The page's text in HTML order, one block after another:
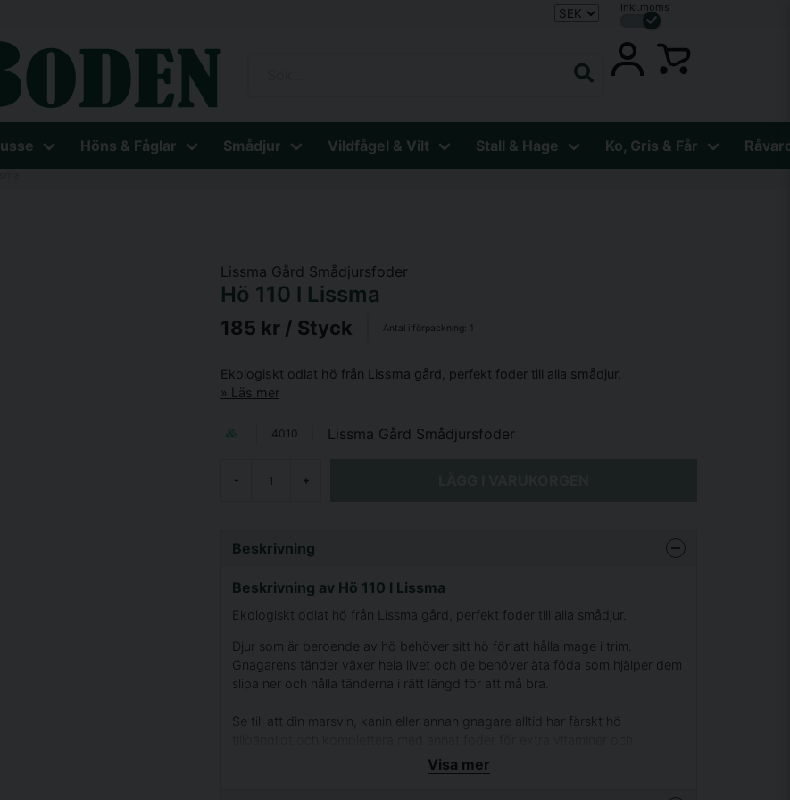
Inkl.moms
Höns & Fåglar Smådjur Vildfågel & Vilt Stall & Hage Ko, Gris & Får
Lissma Gård Smådjursfoder
Hö 110 l Lissma
185 kr / Styck Antal i förpackning: 1
Ekologiskt odlat hö från Lissma gård, perfekt foder till alla smådjur.
Läs mer
4010 Lissma Gård Smådjursfoder
- +
Beskrivning
Beskrivning av Hö 110 l Lissma
Ekologiskt odlat hö från Lissma gård, perfekt foder till alla smådjur.
Djur som är beroende av hö behöver sitt hö för att hålla mage i trim.
Gnagarens tänder växer hela livet och de behöver äta föda som hjälper dem
slipa ner och hålla tänderna i rätt längd för att må bra.
Se till att din marsvin, kanin eller annan gnagare alltid har färskt hö
Hösäckarna kommer i olika storlekar och är tillverkade av miljövänlig och
Visa mer